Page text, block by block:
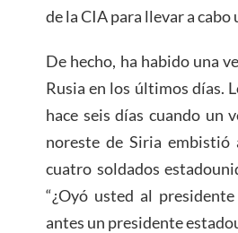
de la CIA para llevar a
De hecho, ha habido una
Rusia en los últimos días.
hace seis días cuando un
noreste de Siria embistió
cuatro soldados
“¿Oyó usted al
antes un presidente